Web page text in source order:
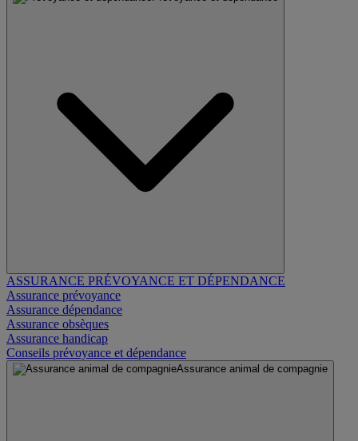
ASSURANCE PRÉVOYANCE ET DÉPENDANCE
Assurance prévoyance
Assurance dépendance
Assurance obsèques
Assurance handicap
Conseils prévoyance et dépendance
Assurance animal de compagnie